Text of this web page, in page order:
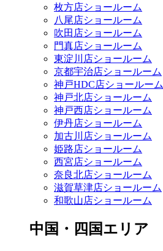
枚方店ショールーム
八尾店ショールーム
吹田店ショールーム
門真店ショールーム
東淀川店ショールーム
京都宇治店ショールーム
神戸HDC店ショールーム
神戸北店ショールーム
神戸西店ショールーム
伊丹店ショールーム
加古川店ショールーム
姫路店ショールーム
西宮店ショールーム
奈良北店ショールーム
滋賀草津店ショールーム
和歌山店ショールーム
中国・四国エリア